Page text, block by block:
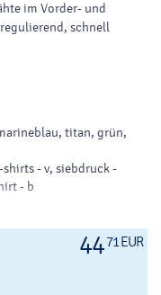
im Vorder- und
schnell
titan, grün,
- v, siebdruck -
- b
4471 EUR